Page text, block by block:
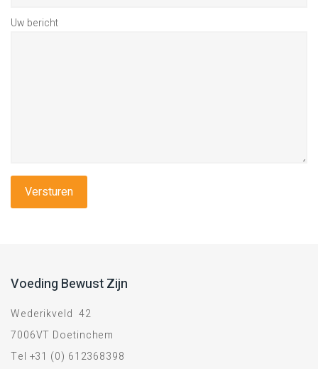
Uw bericht
Voeding Bewust Zijn
Wederikveld 42
7006VT Doetinchem
Tel +31 (0) 612368398